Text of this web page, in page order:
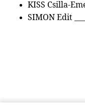
KISS Csilla-
SIMON Edit